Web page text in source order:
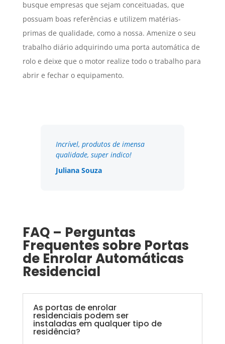
busque empresas que sejam conceituadas, que
possuam boas referências e utilizem matérias-
primas de qualidade, como a nossa. Amenize o seu
trabalho diário adquirindo uma porta automática de
rolo e deixe que o motor realize todo o trabalho para
abrir e fechar o equipamento.
Incrível, produtos de imensa
qualidade, super indico!
Juliana Souza
FAQ – Perguntas
Frequentes sobre Portas
de Enrolar Automáticas
Residencial
As portas de enrolar
residenciais podem ser
instaladas em qualquer tipo de
residência?